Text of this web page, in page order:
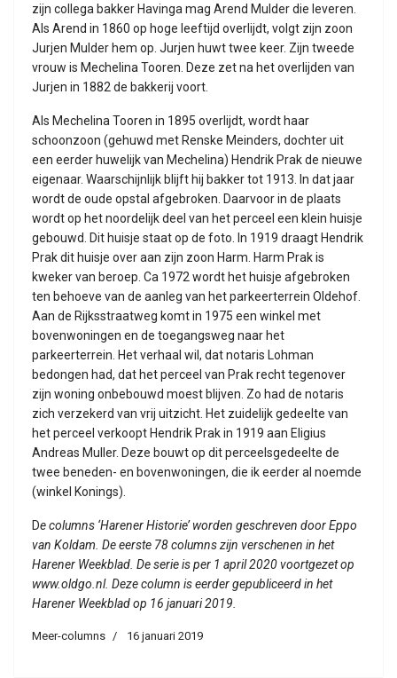
zijn collega bakker Havinga mag Arend Mulder die leveren.
Als Arend in 1860 op hoge leeftijd overlijdt, volgt zijn zoon
Jurjen Mulder hem op. Jurjen huwt twee keer. Zijn tweede
vrouw is Mechelina Tooren. Deze zet na het overlijden van
Jurjen in 1882 de bakkerij voort.
Als Mechelina Tooren in 1895 overlijdt, wordt haar
schoonzoon (gehuwd met Renske Meinders, dochter uit
een eerder huwelijk van Mechelina) Hendrik Prak de nieuwe
eigenaar. Waarschijnlijk blijft hij bakker tot 1913. In dat jaar
wordt de oude opstal afgebroken. Daarvoor in de plaats
wordt op het noordelijk deel van het perceel een klein huisje
gebouwd. Dit huisje staat op de foto. In 1919 draagt Hendrik
Prak dit huisje over aan zijn zoon Harm. Harm Prak is
kweker van beroep. Ca 1972 wordt het huisje afgebroken
ten behoeve van de aanleg van het parkeerterrein Oldehof.
Aan de Rijksstraatweg komt in 1975 een winkel met
bovenwoningen en de toegangsweg naar het
parkeerterrein. Het verhaal wil, dat notaris Lohman
bedongen had, dat het perceel van Prak recht tegenover
zijn woning onbebouwd moest blijven. Zo had de notaris
zich verzekerd van vrij uitzicht. Het zuidelijk gedeelte van
het perceel verkoopt Hendrik Prak in 1919 aan Eligius
Andreas Muller. Deze bouwt op dit perceelsgedeelte de
twee beneden- en bovenwoningen, die ik eerder al noemde
(winkel Konings).
De columns ‘Harener Historie’ worden geschreven door Eppo
van Koldam. De eerste 78 columns zijn verschenen in het
Harener Weekblad. De serie is per 1 april 2020 voortgezet op
www.oldgo.nl. Deze column is eerder gepubliceerd in het
Harener Weekblad op 16 januari 2019.
Meer-columns 16 januari 2019